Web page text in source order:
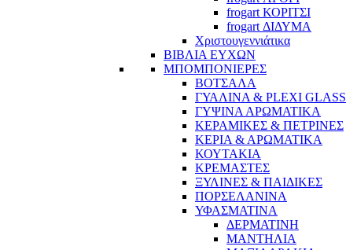
frogart ΚΟΡΙΤΣΙ
frogart ΔΙΔΥΜΑ
Χριστουγεννιάτικα
ΒΙΒΛΙΑ ΕΥΧΩΝ
ΜΠΟΜΠΟΝΙΕΡΕΣ
ΒΟΤΣΑΛΑ
ΓΥΑΛΙΝΑ & PLEXI GLASS
ΓΥΨΙΝΑ ΑΡΩΜΑΤΙΚΑ
ΚΕΡΑΜΙΚΕΣ & ΠΕΤΡΙΝΕΣ
ΚΕΡΙΑ & ΑΡΩΜΑΤΙΚΑ
ΚΟΥΤΑΚΙΑ
ΚΡΕΜΑΣΤΕΣ
ΞΥΛΙΝΕΣ & ΠΑΙΔΙΚΕΣ
ΠΟΡΣΕΛΑΝΙΝΑ
ΥΦΑΣΜΑΤΙΝA
ΔΕΡΜΑΤΙΝΗ
ΜΑΝΤΗΛΙΑ